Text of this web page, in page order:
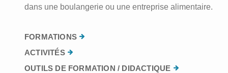
dans une boulangerie ou une entreprise alimentaire.
FORMATIONS
ACTIVITÉS
OUTILS DE FORMATION / DIDACTIQUE